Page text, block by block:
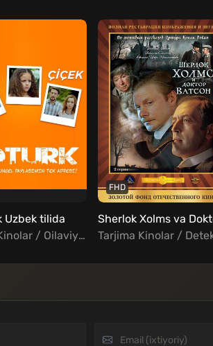
Uzbek tilida
Tarjima Kinolar / Oilaviy / Turk Kinolar Uzbek Tilida
FHD